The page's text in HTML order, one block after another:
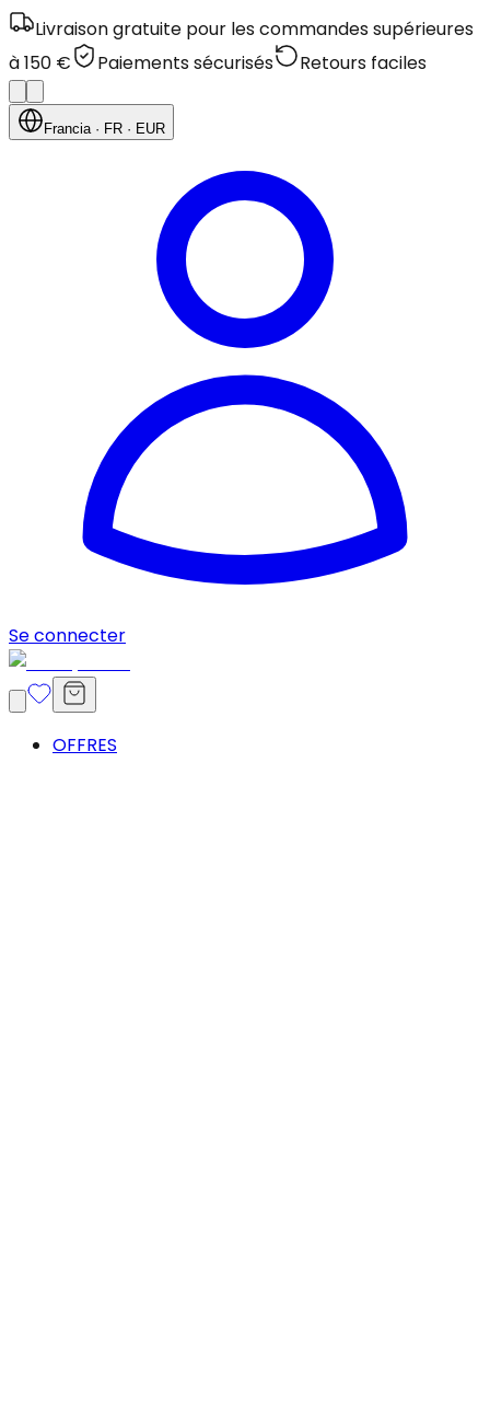
Livraison gratuite pour les commandes supérieures
à 150 €
Paiements sécurisés Retours faciles
Francia· FR · EUR
Se connecter
OFFRES